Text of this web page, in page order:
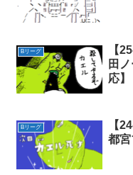
Bリーグ
【
田
応】
Bリーグ
【
都宮